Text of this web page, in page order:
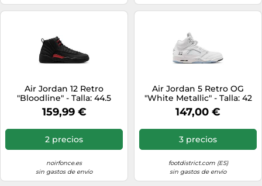
Air Jordan 12 Retro
"Bloodline" - Talla: 44.5
black
159,99 €
2 precios
noirfonce.es
sin gastos de envío
Air Jordan 5 Retro OG
"White Metallic" - Talla: 42
white
147,00 €
3 precios
footdistrict.com (ES)
sin gastos de envío